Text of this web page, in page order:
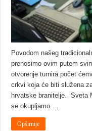
Povodom našeg
prenosimo ovim putem
otvorenje turnira počet
crkvi koja će biti služena
hrvatske branitelje. Sveta
se okupljamo …
Opširnije